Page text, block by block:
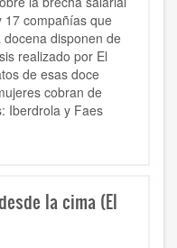
17 compañías que
disponen de
realizado por El
de esas doce
cobran de
Iberdrola y Faes
la cima (El